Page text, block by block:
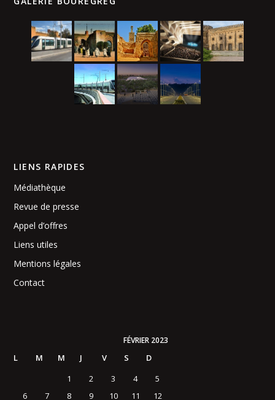
LIENS RAPIDES
Médiathèque
Revue de presse
Appel d’offres
Liens utiles
Mentions légales
Contact
FÉVRIER 2023
L M M J V S
D
1
2 3 4
5
6
7 8 9 10 11 12